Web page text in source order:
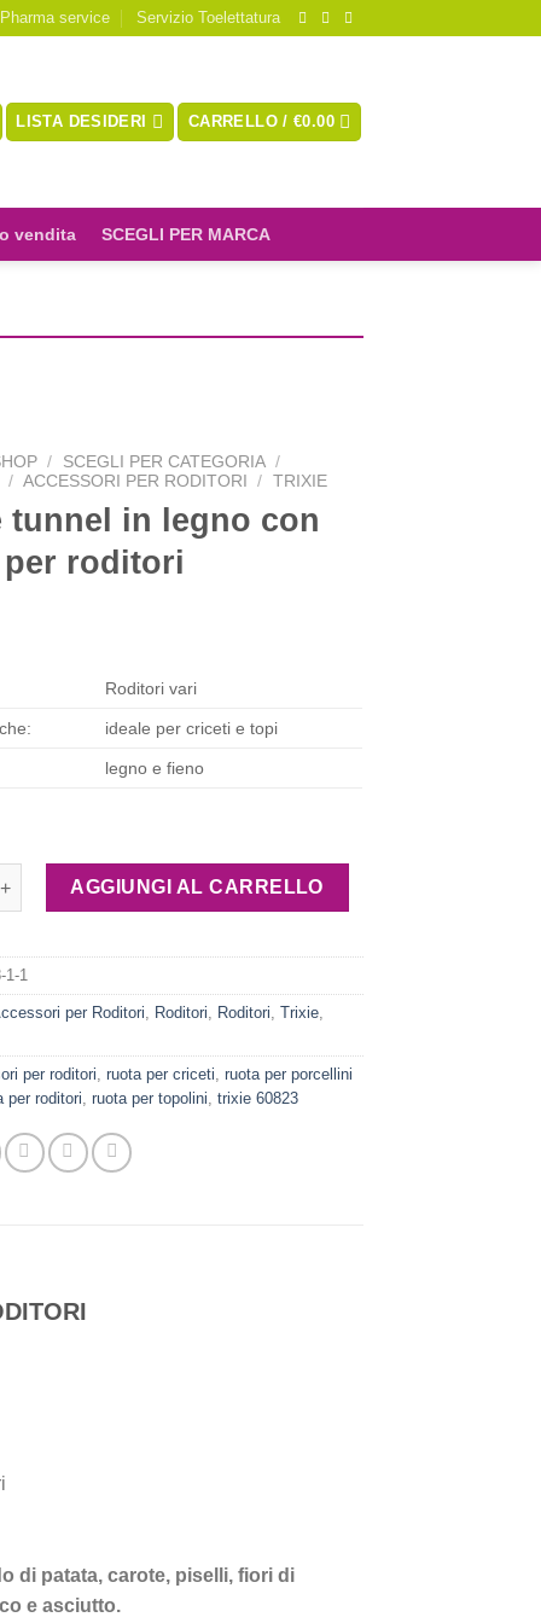
service Servizio Toelettatura
LISTA DESIDERI CARRELLO /€0.00
vendita SCEGLI PER MARCA
/ SCEGLI PER CATEGORIA /
/ ACCESSORI PER RODITORI / TRIXIE
tunnel in legno con
roditori
Roditori vari
ideale per criceti e topi
legno e fieno
in legno con fieno per roditori quantità
AGGIUNGI AL CARRELLO
1-1
per Roditori, Roditori, Roditori,Trixie,
per roditori,ruota per criceti,ruota per porcellini
per roditori,ruota per topolini,trixie 60823
di patata, carote, piselli, fiori di
e asciutto.